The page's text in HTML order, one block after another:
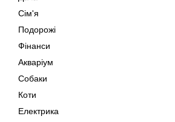
Сім'я
Подорожі
Фінанси
Акваріум
Собаки
Коти
Електрика